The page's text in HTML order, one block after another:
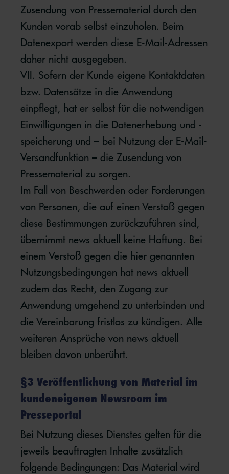
Zusendung von Pressematerial durch den
Kunden vorab selbst einzuholen. Beim
Datenexport werden diese E-Mail-Adressen
daher nicht ausgegeben.
VII. Sofern der Kunde eigene Kontaktdaten
bzw. Datensätze in die Anwendung
einpflegt, hat er selbst für die notwendigen
Einwilligungen in die Datenerhebung und -
speicherung und – bei Nutzung der E-Mail-
Versandfunktion – die Zusendung von
Pressematerial zu sorgen.
Im Fall von Beschwerden oder Forderungen
von Personen, die auf einen Verstoß gegen
diese Bestimmungen zurückzuführen sind,
übernimmt news aktuell keine Haftung. Bei
einem Verstoß gegen die hier genannten
Nutzungsbedingungen hat news aktuell
zudem das Recht, den Zugang zur
Anwendung umgehend zu unterbinden und
die Vereinbarung fristlos zu kündigen. Alle
weiteren Ansprüche von news aktuell
bleiben davon unberührt.
§3 Veröffentlichung von Material im
kundeneigenen Newsroom im
Presseportal
Bei Nutzung dieses Dienstes gelten für die
jeweils beauftragten Inhalte zusätzlich
folgende Bedingungen: Das Material wird